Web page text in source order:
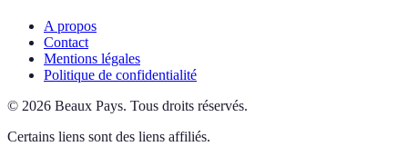
A propos
Contact
Mentions légales
Politique de confidentialité
© 2026 Beaux Pays. Tous droits réservés.
Certains liens sont des liens affiliés.